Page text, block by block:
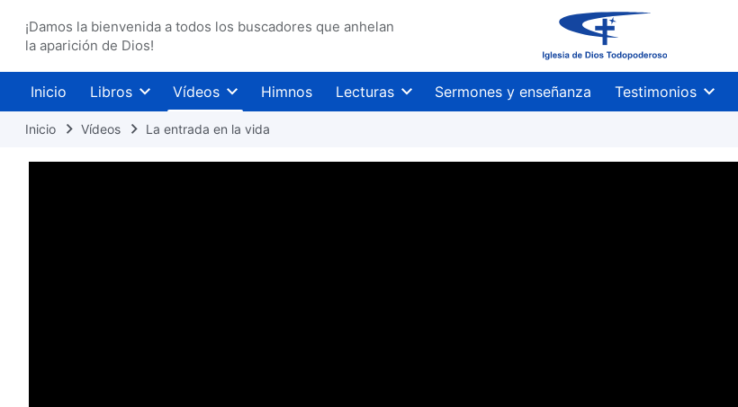
¡Damos la bienvenida a todos los buscadores que anhelan
la aparición de Dios!
Inicio Libros Vídeos Himnos Lecturas Sermones y enseñanza Testimonios
Inicio Vídeos La entrada en la vida